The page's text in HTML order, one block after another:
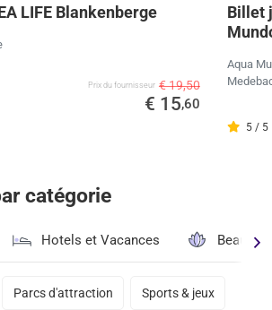
LIFE Blankenberge
Prix ​​du fournisseur € 19,50
€ 15,60
Billet
Aqua
5 / 5
catégorie
Hotels et Vacances Beauté
Parcs d'attraction Sports & jeux